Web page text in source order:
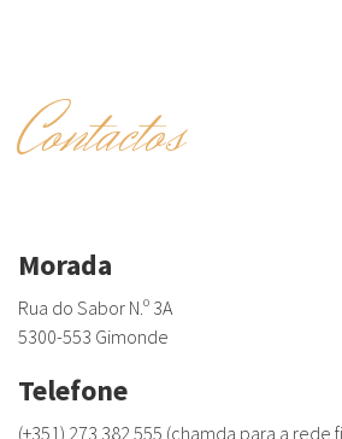
Contactos
Morada
Rua do Sabor N.º 3A
5300-553 Gimonde
Telefone
(+351) 273 382 555 (chamda para a rede